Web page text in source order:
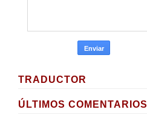
TRADUCTOR
ÚLTIMOS COMENTARIOS